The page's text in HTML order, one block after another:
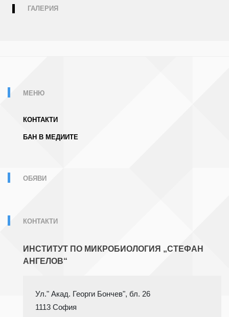
ГАЛЕРИЯ
МЕНЮ
КОНТАКТИ
БАН В МЕДИИТЕ
ОБЯВИ
КОНТАКТИ
ИНСТИТУТ ПО МИКРОБИОЛОГИЯ „СТЕФАН
АНГЕЛОВ“
1113 София